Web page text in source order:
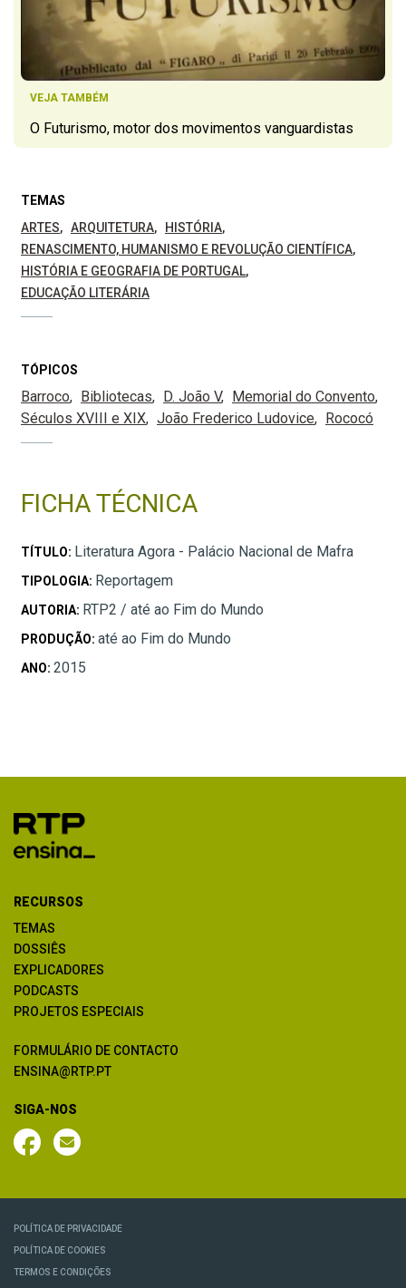
VEJA TAMBÉM
O Futurismo, motor dos movimentos vanguardistas
TEMAS
ARTES
ARQUITETURA
HISTÓRIA
RENASCIMENTO, HUMANISMO E REVOLUÇÃO CIENTÍFICA
HISTÓRIA E GEOGRAFIA DE PORTUGAL
EDUCAÇÃO LITERÁRIA
TÓPICOS
Barroco Bibliotecas D. João V
Memorial do Convento
Séculos XVIII e XIX
João Frederico Ludovice Rococó
FICHA TÉCNICA
TÍTULO: Literatura Agora - Palácio Nacional de Mafra
TIPOLOGIA: Reportagem
AUTORIA: RTP2 / até ao Fim do Mundo
PRODUÇÃO: até ao Fim do Mundo
ANO: 2015
RECURSOS
TEMAS
DOSSIÊS
EXPLICADORES
PODCASTS
PROJETOS ESPECIAIS
FORMULÁRIO DE CONTACTO
ENSINA@RTP.PT
SIGA-NOS
POLÍTICA DE PRIVACIDADE
POLÍTICA DE COOKIES
TERMOS E CONDIÇÕES